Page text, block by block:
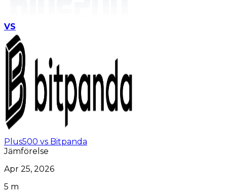
VS
Plus500 vs Bitpanda
Jämförelse
Apr 25, 2026
5 m